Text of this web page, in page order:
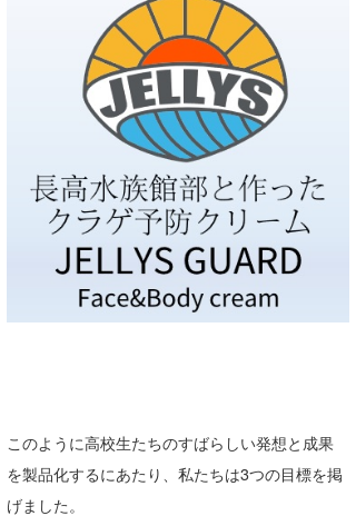
このように高校生たちのすばらしい発想と成果
を製品化するにあたり、私たちは3つの目標を掲
げました。
Soulman
waka☆=
YUKI☆
たっちー
ハンマー
小川予報士
上田純子